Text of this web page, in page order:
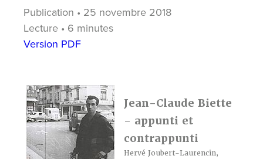
Publication • 25 novembre 2018
Lecture • 6 minutes
Version PDF
Jean-Claude Biette
- appunti et
contrappunti
Hervé Joubert-Laurencin,